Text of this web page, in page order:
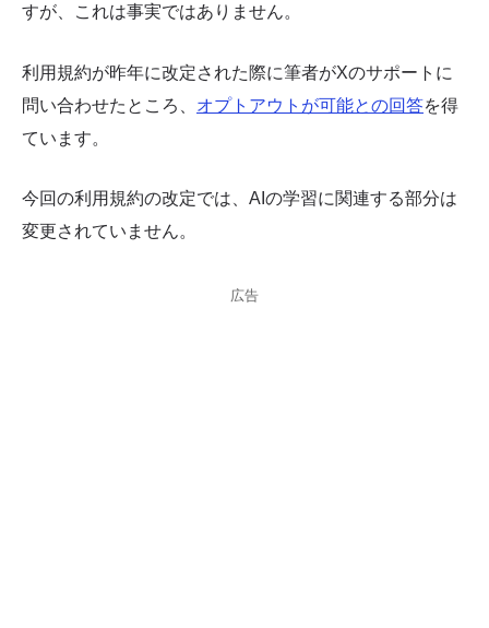
すが、これは事実ではありません。
利用規約が昨年に改定された際に筆者がXのサポートに
問い合わせたところ、 オプトアウトが可能との回答を得
ています。
今回の利用規約の改定では、AIの学習に関連する部分は
変更されていません。
広告